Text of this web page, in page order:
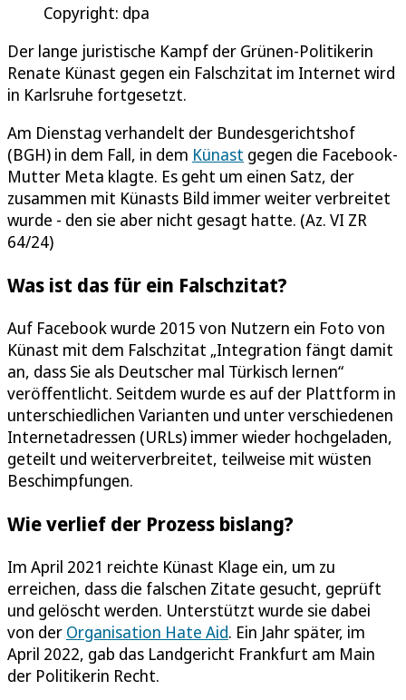
Copyright: dpa
Der lange juristische Kampf der Grünen-Politikerin
Renate Künast gegen ein Falschzitat im Internet wird
in Karlsruhe fortgesetzt.
Am Dienstag verhandelt der Bundesgerichtshof
(BGH) in dem Fall, in dem Künast gegen die Facebook-
Mutter Meta klagte. Es geht um einen Satz, der
zusammen mit Künasts Bild immer weiter verbreitet
wurde - den sie aber nicht gesagt hatte. (Az. VI ZR
64/24)
Was ist das für ein Falschzitat?
Auf Facebook wurde 2015 von Nutzern ein Foto von
Künast mit dem Falschzitat „Integration fängt damit
an, dass Sie als Deutscher mal Türkisch lernen“
veröffentlicht. Seitdem wurde es auf der Plattform in
unterschiedlichen Varianten und unter verschiedenen
Internetadressen (URLs) immer wieder hochgeladen,
geteilt und weiterverbreitet, teilweise mit wüsten
Beschimpfungen.
Wie verlief der Prozess bislang?
Im April 2021 reichte Künast Klage ein, um zu
erreichen, dass die falschen Zitate gesucht, geprüft
und gelöscht werden. Unterstützt wurde sie dabei
von der Organisation Hate Aid. Ein Jahr später, im
April 2022, gab das Landgericht Frankfurt am Main
der Politikerin Recht.